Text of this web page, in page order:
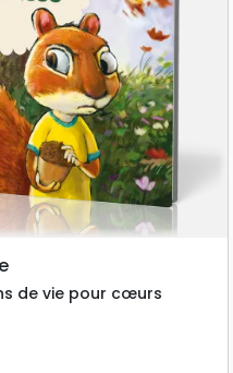
de vie pour cœurs